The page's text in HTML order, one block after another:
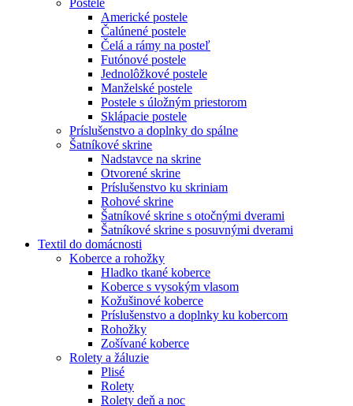
Americké postele
Čalúnené postele
Čelá a rámy na posteľ
Futónové postele
Jednolôžkové postele
Manželské postele
Postele s úložným priestorom
Sklápacie postele
Príslušenstvo a doplnky do spálne
Šatníkové skrine
Nadstavce na skrine
Otvorené skrine
Príslušenstvo ku skriniam
Rohové skrine
Šatníkové skrine s otočnými dverami
Šatníkové skrine s posuvnými dverami
Textil do domácnosti
Koberce a rohožky
Hladko tkané koberce
Koberce s vysokým vlasom
Kožušinové koberce
Príslušenstvo a doplnky ku kobercom
Rohožky
Zošívané koberce
Rolety a žáluzie
Plisé
Rolety
Rolety deň a noc